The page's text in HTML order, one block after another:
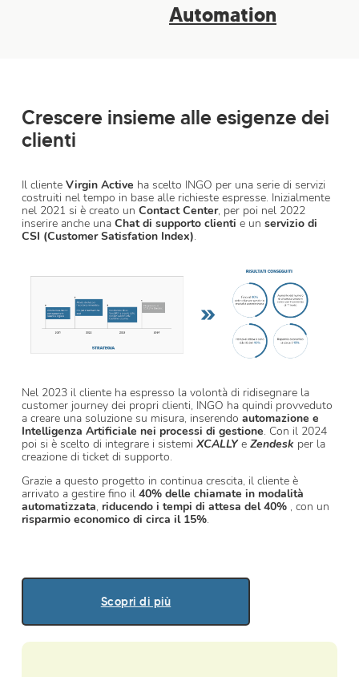
Automation
Crescere insieme alle esigenze dei
clienti
Il cliente Virgin Active ha scelto INGO per una serie di servizi
costruiti nel tempo in base alle richieste espresse. Inizialmente
nel 2021 si è creato un Contact Center, per poi nel 2022
inserire anche una Chat di supporto clienti e un servizio di
CSI (Customer Satisfation Index).
Nel 2023 il cliente ha espresso la volontà di ridisegnare la
customer journey dei propri clienti, INGO ha quindi provveduto
a creare una soluzione su misura, inserendo automazione e
Intelligenza Artificiale nei processi di gestione. Con il 2024
poi si è scelto di integrare i sistemi XCALLYe Zendesk per la
creazione di ticket di supporto.
Grazie a questo progetto in continua crescita, il cliente è
arrivato a gestire fino il 40% delle chiamate in modalità
automatizzata, riducendo i tempi di attesa del 40% , con un
risparmio economico di circa il 15%.
Scopri di più